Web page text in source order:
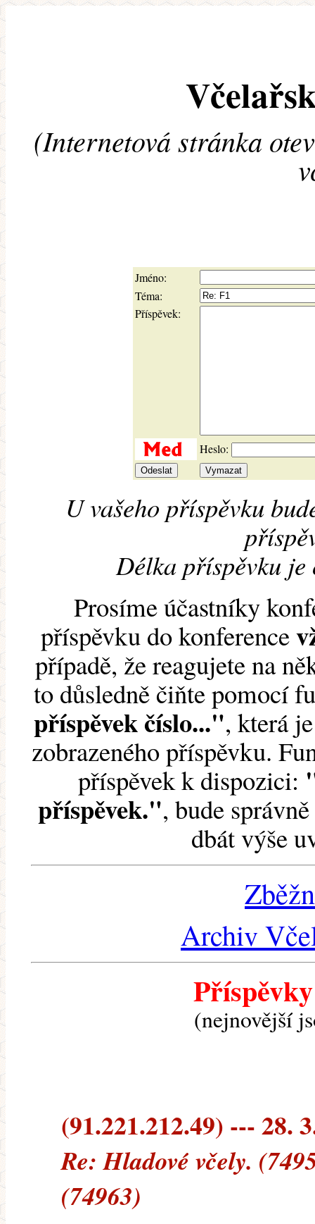
(Internetová stránka
Jméno:
Téma:
Příspěvek:
Heslo:
U vašeho příspěvku
Délka příspěvku je
Prosíme účastníky
příspěvku do konference
případě, že reagujete na
to důsledně čiňte pomocí
příspěvek číslo...", která
zobrazeného příspěvku.
příspěvek k dispozici:
příspěvek.", bude
dbát výše
Archiv
(nejnovější
(91.221.212.49) --- 28.
Re: Hladové včely.
(74963)